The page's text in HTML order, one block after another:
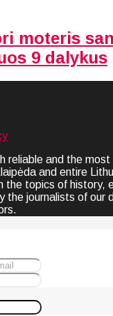
moteris
9 dalykus
reliable and the
and entire
the topics of history,
the journalists of our